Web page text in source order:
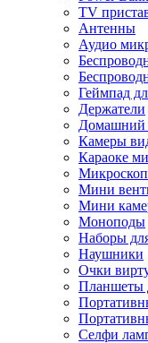
TV
Антенны
Аудио
Геймпад
Держатели
Домашний
Камеры
Караоке
Мини
Мини
Моноподы
Наборы
Наушники
Очки
Планшеты
Селфи